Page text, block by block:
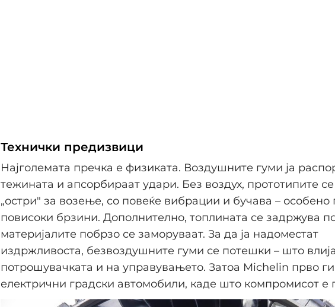
Технички предизвици
Најголемата пречка е физиката. Воздушните гуми ја
тежината и апсорбираат удари. Без воздух, прототипите
„остри" за возење, со повеќе вибрации и бучава – особено
повисоки брзини. Дополнително, топлината се задржува
материјалите побрзо се заморуваат. За да ја надоместат
издржливоста, безвоздушните гуми се потешки – што
потрошувачката и на управувањето. Затоа Michelin прво
електрични градски автомобили, каде што компромисот е